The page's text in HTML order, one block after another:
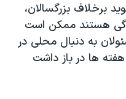
برخلاف بزرگسالان،
هستند ممکن است
به دنبال محلی در
ها در باز داشت